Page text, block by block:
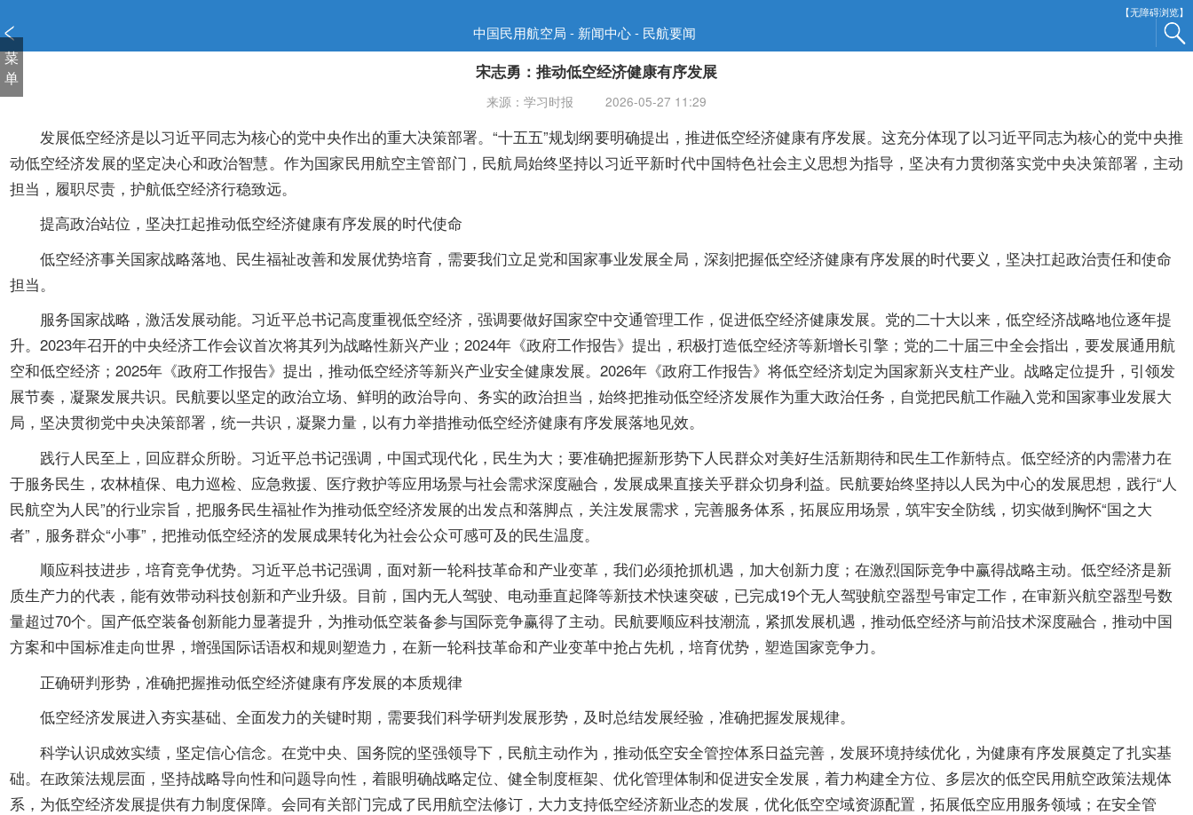
【无障碍浏览】
中国民用航空局 - 新闻中心 - 民航要闻
菜
单
宋志勇：推动低空经济健康有序发展
来源：学习时报 2026-05-27 11:29
发展低空经济是以习近平同志为核心的党中央作出的重大决策部署。“十五五”规划纲要明确提出，推进低空经济健康有序发展。这充分体现了以习近平同志为核心的党中央推
动低空经济发展的坚定决心和政治智慧。作为国家民用航空主管部门，民航局始终坚持以习近平新时代中国特色社会主义思想为指导，坚决有力贯彻落实党中央决策部署，主动
担当，履职尽责，护航低空经济行稳致远。
提高政治站位，坚决扛起推动低空经济健康有序发展的时代使命
低空经济事关国家战略落地、民生福祉改善和发展优势培育，需要我们立足党和国家事业发展全局，深刻把握低空经济健康有序发展的时代要义，坚决扛起政治责任和使命
担当。
服务国家战略，激活发展动能。习近平总书记高度重视低空经济，强调要做好国家空中交通管理工作，促进低空经济健康发展。党的二十大以来，低空经济战略地位逐年提
升。2023年召开的中央经济工作会议首次将其列为战略性新兴产业；2024年《政府工作报告》提出，积极打造低空经济等新增长引擎；党的二十届三中全会指出，要发展通用航
空和低空经济；2025年《政府工作报告》提出，推动低空经济等新兴产业安全健康发展。2026年《政府工作报告》将低空经济划定为国家新兴支柱产业。战略定位提升，引领发
展节奏，凝聚发展共识。民航要以坚定的政治立场、鲜明的政治导向、务实的政治担当，始终把推动低空经济发展作为重大政治任务，自觉把民航工作融入党和国家事业发展大
局，坚决贯彻党中央决策部署，统一共识，凝聚力量，以有力举措推动低空经济健康有序发展落地见效。
践行人民至上，回应群众所盼。习近平总书记强调，中国式现代化，民生为大；要准确把握新形势下人民群众对美好生活新期待和民生工作新特点。低空经济的内需潜力在
于服务民生，农林植保、电力巡检、应急救援、医疗救护等应用场景与社会需求深度融合，发展成果直接关乎群众切身利益。民航要始终坚持以人民为中心的发展思想，践行“人
民航空为人民”的行业宗旨，把服务民生福祉作为推动低空经济发展的出发点和落脚点，关注发展需求，完善服务体系，拓展应用场景，筑牢安全防线，切实做到胸怀“国之大
者”，服务群众“小事”，把推动低空经济的发展成果转化为社会公众可感可及的民生温度。
顺应科技进步，培育竞争优势。习近平总书记强调，面对新一轮科技革命和产业变革，我们必须抢抓机遇，加大创新力度；在激烈国际竞争中赢得战略主动。低空经济是新
质生产力的代表，能有效带动科技创新和产业升级。目前，国内无人驾驶、电动垂直起降等新技术快速突破，已完成19个无人驾驶航空器型号审定工作，在审新兴航空器型号数
量超过70个。国产低空装备创新能力显著提升，为推动低空装备参与国际竞争赢得了主动。民航要顺应科技潮流，紧抓发展机遇，推动低空经济与前沿技术深度融合，推动中国
方案和中国标准走向世界，增强国际话语权和规则塑造力，在新一轮科技革命和产业变革中抢占先机，培育优势，塑造国家竞争力。
正确研判形势，准确把握推动低空经济健康有序发展的本质规律
低空经济发展进入夯实基础、全面发力的关键时期，需要我们科学研判发展形势，及时总结发展经验，准确把握发展规律。
科学认识成效实绩，坚定信心信念。在党中央、国务院的坚强领导下，民航主动作为，推动低空安全管控体系日益完善，发展环境持续优化，为健康有序发展奠定了扎实基
础。在政策法规层面，坚持战略导向性和问题导向性，着眼明确战略定位、健全制度框架、优化管理体制和促进安全发展，着力构建全方位、多层次的低空民用航空政策法规体
系，为低空经济发展提供有力制度保障。会同有关部门完成了民用航空法修订，大力支持低空经济新业态的发展，优化低空空域资源配置，拓展低空应用服务领域；在安全管
窗
口
打
开
说
明
Alt
加
浪
键
打
开
导
式